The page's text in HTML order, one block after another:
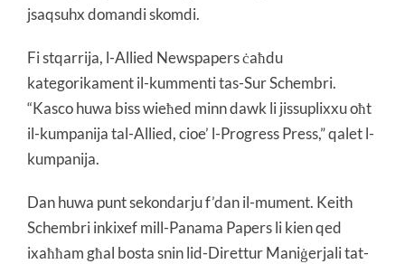
jsaqsuhx domandi skomdi.
Fi stqarrija, l-Allied Newspapers ċaħdu
kategorikament il-kummenti tas-Sur Schembri.
“Kasco huwa biss wieħed minn dawk li jissuplixxu oħt
il-kumpanija tal-Allied, cioe’ l-Progress Press,” qalet l-
kumpanija.
Dan huwa punt sekondarju f’dan il-mument. Keith
Schembri inkixef mill-Panama Papers li kien qed
ixaħħam għal bosta snin lid-Direttur Maniġerjali tat-